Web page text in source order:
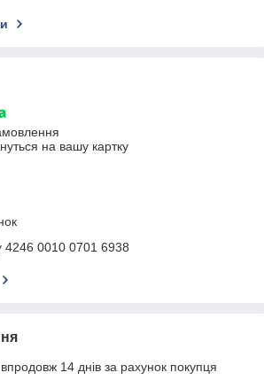
на вашу картку
4246 0010 0701 6938
14 днів за рахунок покупця